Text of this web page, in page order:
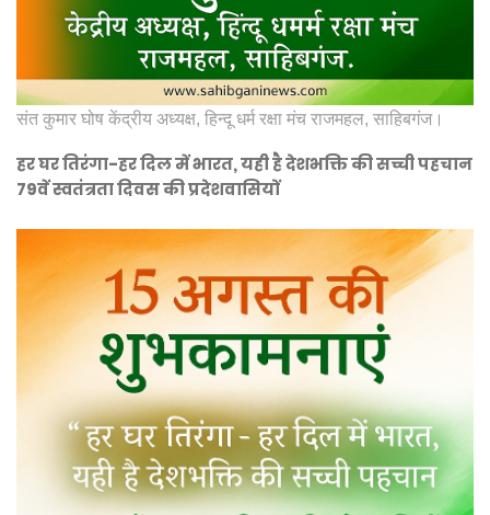
संत कुमार घोष केंद्रीय अध्यक्ष, हिन्दू धर्म रक्षा मंच राजमहल, साहिबगंज।
हर घर तिरंगा-हर दिल में भारत, यही है देशभक्ति की सच्ची पहचान
79वें स्वतंत्रता दिवस की प्रदेशवासियों